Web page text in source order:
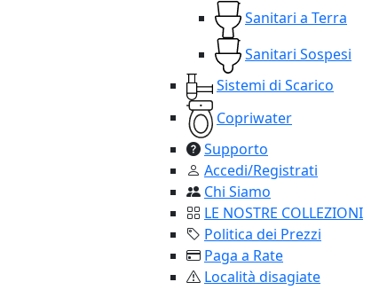
Sanitari a Terra
Sanitari Sospesi
Sistemi di Scarico
Copriwater
Supporto
Accedi/Registrati
Chi Siamo
LE NOSTRE COLLEZIONI
Politica dei Prezzi
Paga a Rate
Località disagiate